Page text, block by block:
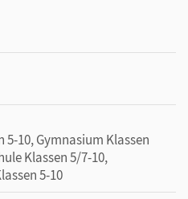
5-10, Gymnasium Klassen
Klassen 5/7-10,
5-10